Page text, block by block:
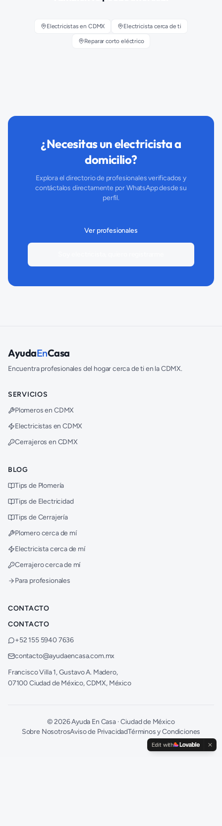
Electricistas en CDMX Electricista cerca de ti
Reparar corto eléctrico
¿Necesitas un electricista a
domicilio?
Explora el directorio de profesionales verificados y
contáctalos directamente por WhatsApp desde su
perfil.
Ver profesionales
AyudaEnCasa
Encuentra profesionales del hogar cerca de ti en la CDMX.
SERVICIOS
Plomeros en CDMX
Electricistas en CDMX
Cerrajeros en CDMX
BLOG
Tips de Plomería
Tips de Electricidad
Tips de Cerrajería
Plomero cerca de mí
Electricista cerca de mí
Cerrajero cerca de mí
Para profesionales
CONTACTO
CONTACTO
+52 155 5940 7636
contacto@ayudaencasa.com.mx
Francisco Villa 1, Gustavo A. Madero,
07100 Ciudad de México, CDMX, México
©2026Ayuda En Casa · Ciudad de México
Sobre NosotrosAviso de PrivacidadTérminos y Condiciones
Edit with